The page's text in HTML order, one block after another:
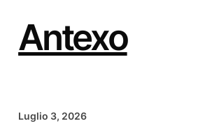
contenuto
Antexo
Luglio 3, 2026